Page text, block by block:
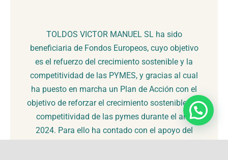
TOLDOS VICTOR MANUEL SL ha sido
beneficiaria de Fondos Europeos, cuyo objetivo
es el refuerzo del crecimiento sostenible y la
competitividad de las PYMES, y gracias al cual
ha puesto en marcha un Plan de Acción con el
objetivo de reforzar el crecimiento sostenible y la
competitividad de las pymes durante el año
2024. Para ello ha contado con el apoyo del